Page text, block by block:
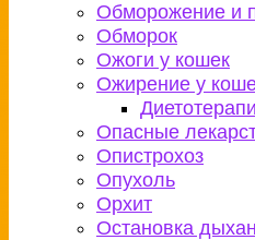
Обморожение и
Обморок
Ожоги у кошек
Ожирение у
Опасные
Опистрохоз
Опухоль
Орхит
Остановка